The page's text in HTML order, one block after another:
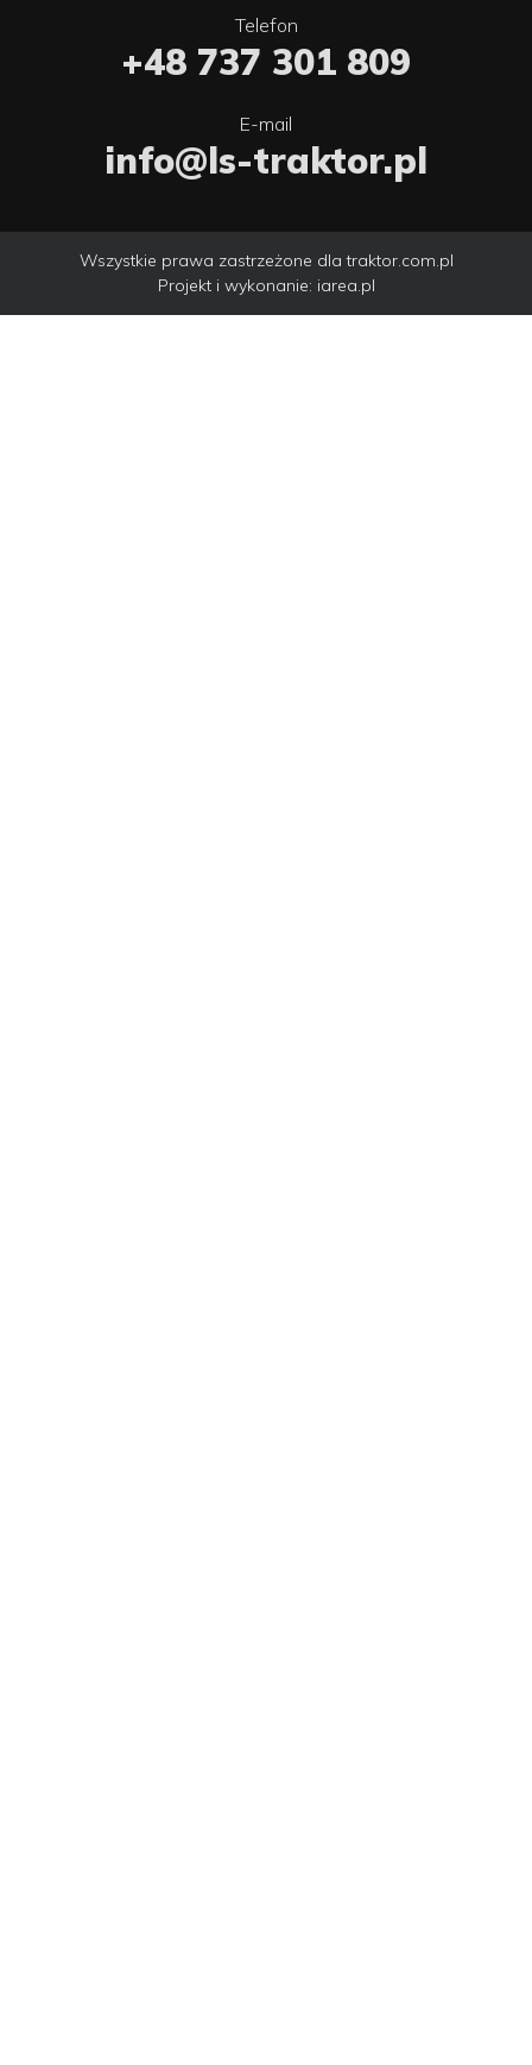
Telefon
+48 737 301 809
E-mail
info@ls-traktor.pl
Wszystkie prawa zastrzeżone dla traktor.com.pl
Projekt i wykonanie: iarea.pl